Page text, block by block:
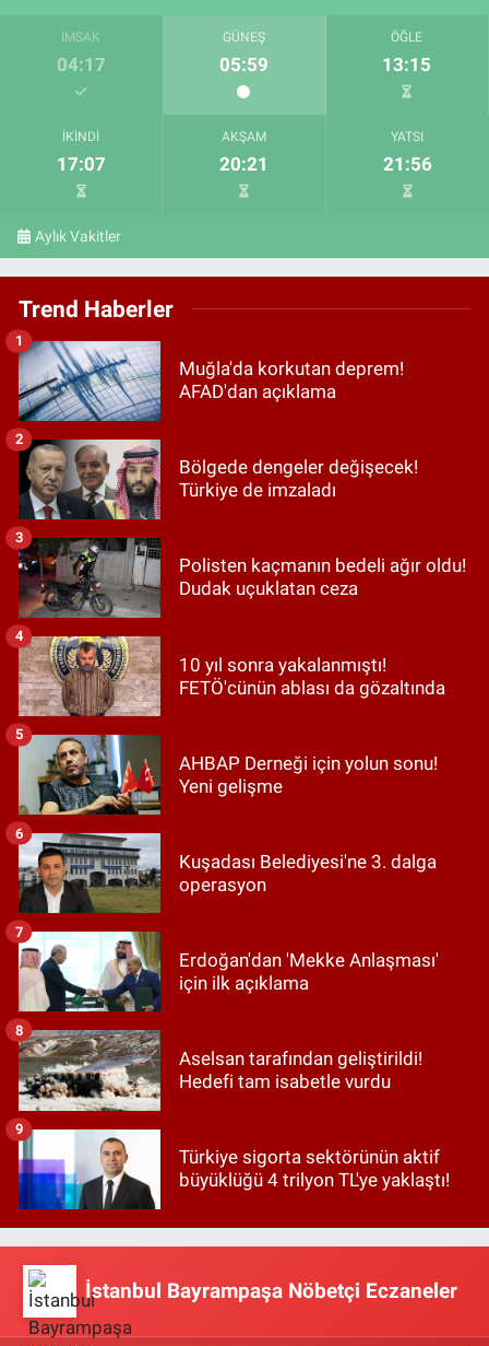
İMSAK
04:17
GÜNEŞ
05:59
ÖĞLE
13:15
İKINDI
17:07
AKŞAM
20:21
YATSI
21:56
Aylık Vakitler
Trend Haberler
Muğla'da korkutan deprem!
AFAD'dan açıklama
1
Bölgede dengeler değişecek!
Türkiye de imzaladı
2
Polisten kaçmanın bedeli ağır oldu!
Dudak uçuklatan ceza
3
10 yıl sonra yakalanmıştı!
FETÖ'cünün ablası da gözaltında
4
AHBAP Derneği için yolun sonu!
Yeni gelişme
5
Kuşadası Belediyesi'ne 3. dalga
operasyon
6
Erdoğan'dan 'Mekke Anlaşması'
için ilk açıklama
7
Aselsan tarafından geliştirildi!
Hedefi tam isabetle vurdu
8
Türkiye sigorta sektörünün aktif
büyüklüğü 4 trilyon TL'ye yaklaştı!
9
İstanbul Bayrampaşa Nöbetçi Eczaneler